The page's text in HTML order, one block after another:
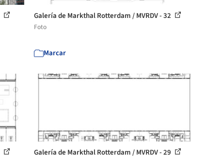
Galería de Markthal Rotterdam / MVRDV - 32
Foto
Marcar
Galería de Markthal Rotterdam / MVRDV - 29